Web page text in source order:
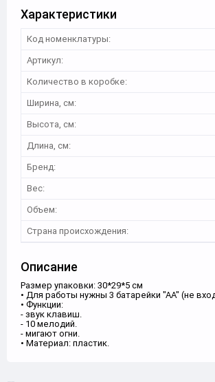
Характеристики
Код номенклатуры:
Артикул:
Количество в коробке:
Ширина, см:
Высота, см:
Длина, см:
Бренд:
Вес:
Объем:
Страна происхождения:
Описание
Размер упаковки: 30*29*5 см
• Для работы нужны 3 батарейки "АА" (не
• Функции:
- звук клавиш.
- 10 мелодий.
- мигают огни.
• Материал: пластик.